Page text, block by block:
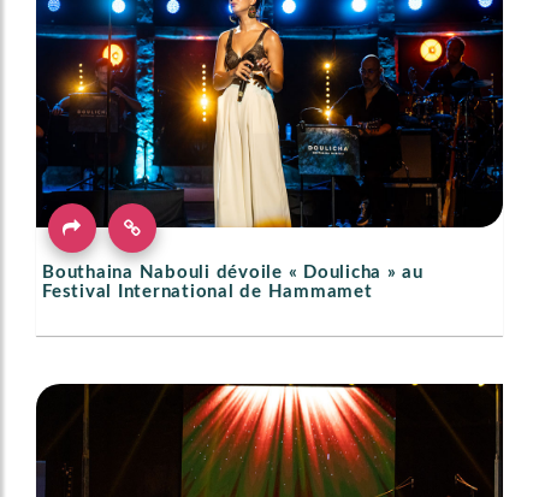
Bouthaina Nabouli dévoile « Doulicha » au
Festival International de Hammamet